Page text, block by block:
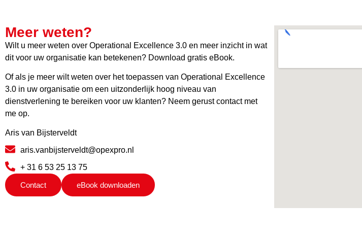
Meer weten?
Wilt u meer weten over Operational Excellence 3.0 en meer inzicht in wat
dit voor uw organisatie kan betekenen? Download gratis eBook.
Of als je meer wilt weten over het toepassen van Operational Excellence
3.0 in uw organisatie om een uitzonderlijk hoog niveau van
dienstverlening te bereiken voor uw klanten? Neem gerust contact met
me op.
Aris van Bijsterveldt
aris.vanbijsterveldt@opexpro.nl
+ 31 6 53 25 13 75
Contact eBook downloaden